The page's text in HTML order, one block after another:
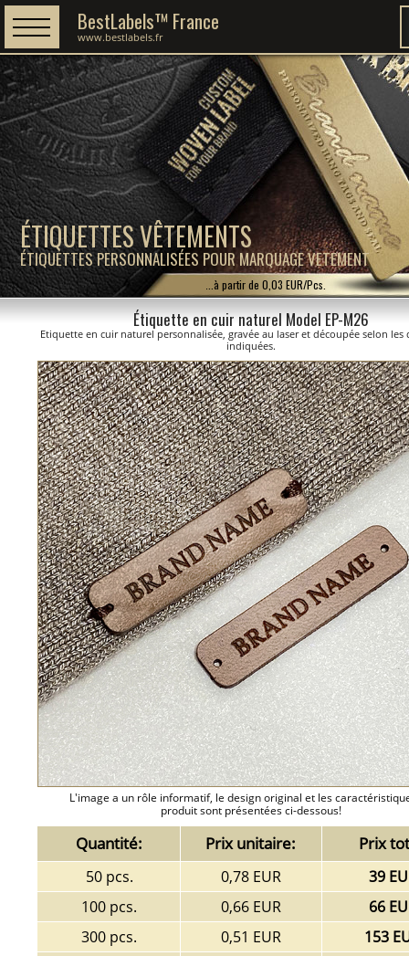
ÉTIQUETTES VÊTEMENTS
ÉTIQUETTES PERSONNALISÉES POUR MARQUAGE VETEMENT
BestLabels™ France
www.bestlabels.fr
...à partir de 0,03 EUR/Pcs.
Étiquette en cuir naturel Model EP-M26
Etiquette en cuir naturel personnalisée, gravée au laser et découpée selon les
indiquées.
L'image a un rôle informatif, le design original et les
produit sont présentées ci-dessous!
Quantité: Prix unitaire: Prix
50 pcs. 0,78 EUR
39
100 pcs.
0,66 EUR
66
300 pcs.
0,51 EUR
153